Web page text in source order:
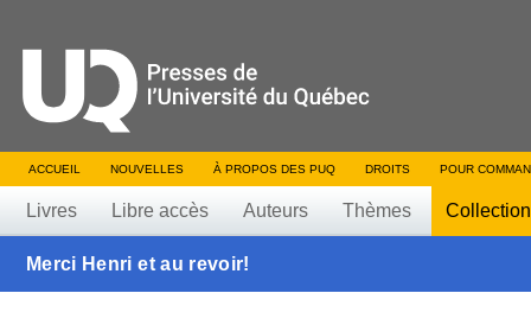
ACCUEIL NOUVELLES À PROPOS DES PUQ DROITS POUR
Livres Libre accès Auteurs Thèmes
Merci Henri et au revoir!